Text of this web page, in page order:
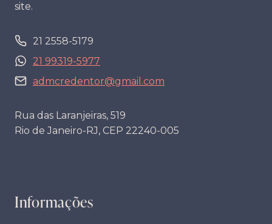
site.
21 2558-5179
21 99319-5977
admcredentor@gmail.com
Rua das Laranjeiras, 519
Rio de Janeiro-RJ, CEP 22240-005
Informações